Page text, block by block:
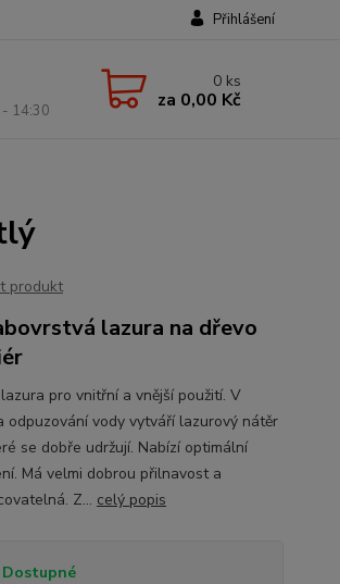
Přihlášení
- 14:30
0 ks
za 0,00 Kč
produkt
lazura na dřevo
pro vnitřní a vnější použití. V
vody vytváří lazurový nátěr
se dobře udržují. Nabízí optimální
Má velmi dobrou přilnavost a
Z... celý popis
Dostupné